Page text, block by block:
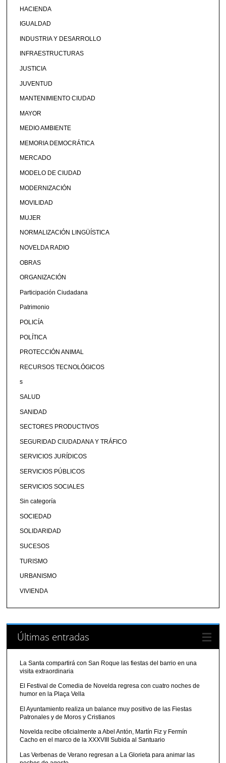
HACIENDA
IGUALDAD
INDUSTRIA Y DESARROLLO
INFRAESTRUCTURAS
JUSTICIA
JUVENTUD
MANTENIMIENTO CIUDAD
MAYOR
MEDIO AMBIENTE
MEMORIA DEMOCRÁTICA
MERCADO
MODELO DE CIUDAD
MODERNIZACIÓN
MOVILIDAD
MUJER
NORMALIZACIÓN LINGÜÍSTICA
NOVELDA RADIO
OBRAS
ORGANIZACIÓN
Participación Ciudadana
Patrimonio
POLICÍA
POLÍTICA
PROTECCIÓN ANIMAL
RECURSOS TECNOLÓGICOS
s
SALUD
SANIDAD
SECTORES PRODUCTIVOS
SEGURIDAD CIUDADANA Y TRÁFICO
SERVICIOS JURÍDICOS
SERVICIOS PÚBLICOS
SERVICIOS SOCIALES
Sin categoría
SOCIEDAD
SOLIDARIDAD
SUCESOS
TURISMO
URBANISMO
VIVIENDA
Últimas entradas
La Santa compartirá con San Roque las fiestas del barrio en una
visita extraordinaria
El Festival de Comedia de Novelda regresa con cuatro noches de
humor en la Plaça Vella
El Ayuntamiento realiza un balance muy positivo de las Fiestas
Patronales y de Moros y Cristianos
Novelda recibe oficialmente a Abel Antón, Martín Fiz y Fermín
Cacho en el marco de la XXXVIII Subida al Santuario
Las Verbenas de Verano regresan a La Glorieta para animar las